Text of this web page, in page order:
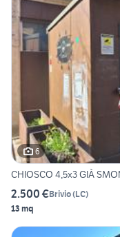
6
CHIOSCO 4,5x3 GIÀ
2.500 €Brivio(LC)
13 mq